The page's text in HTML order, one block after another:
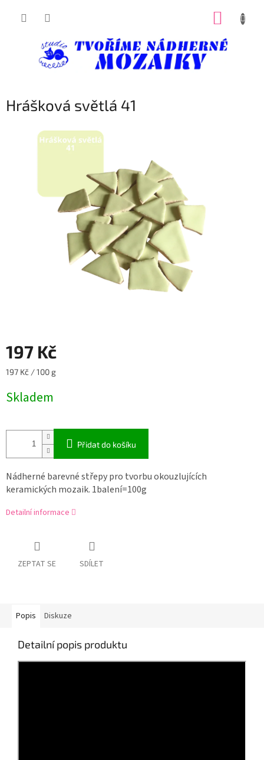
Hrášková světlá 41
197 Kč
Měrná
197 Kč / 100 g
Skladem
Přidat do košíku
Nádherné barevné střepy pro tvorbu okouzlujících
keramických mozaik. 1balení=100g
Detailní informace
ZEPTAT SE SDÍLET
Popis Diskuze
Detailní popis produktu